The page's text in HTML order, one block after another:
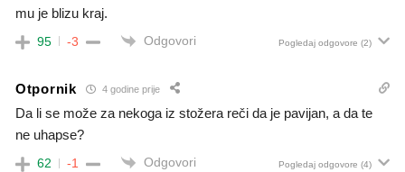
mu je blizu kraj.
95 -3 Odgovori Pogledaj odgovore (2)
Otpornik 4 godine prije
Da li se može za nekoga iz stožera reči da je pavijan, a da te
ne uhapse?
62 -1 Odgovori Pogledaj odgovore (4)